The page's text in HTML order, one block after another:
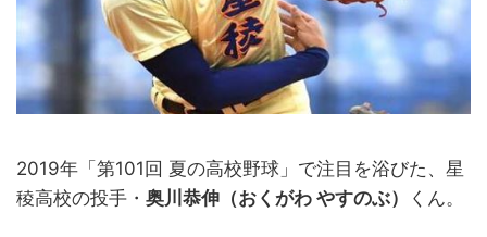
2019年「第101回 夏の高校野球」で注目を浴びた、星
稜高校の投手・ 奥川恭伸（おくがわ やすのぶ） くん。